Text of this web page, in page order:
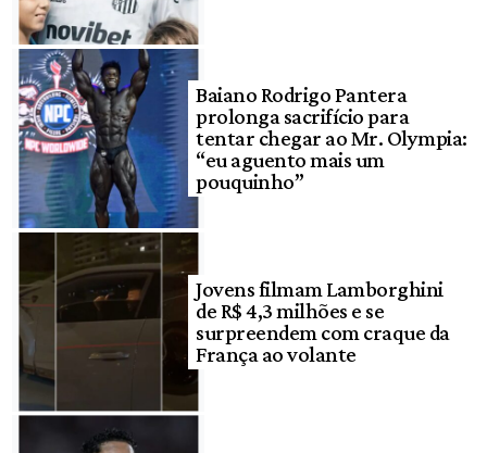
Baiano Rodrigo Pantera
prolonga sacrifício para
tentar chegar ao Mr. Olympia:
“eu aguento mais um
pouquinho”
Jovens filmam Lamborghini
de R$ 4,3 milhões e se
surpreendem com craque da
França ao volante